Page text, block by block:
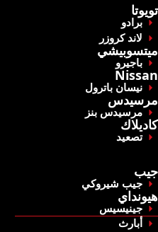
‏تويوتا‏
برادو
‏لاند كروزر‏
‏ميتسوبيشي‏
‏باجيرو‏
Nissan
‏نيسان باترول‏
مرسيدس
‏مرسيدس بنز‏
‏كاديلاك ‏
‏تصعيد‏
‏جيب‏
‏جيب شيروكي‏
‏هيونداي‏
جينيسيس
‏أبارث‏